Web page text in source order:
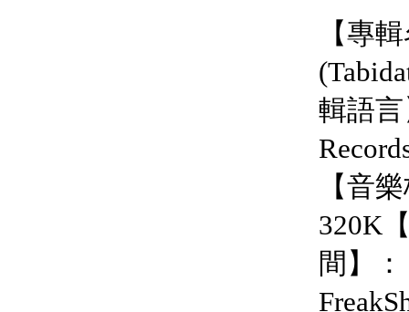
【專
輯語
【音
320K
間】：